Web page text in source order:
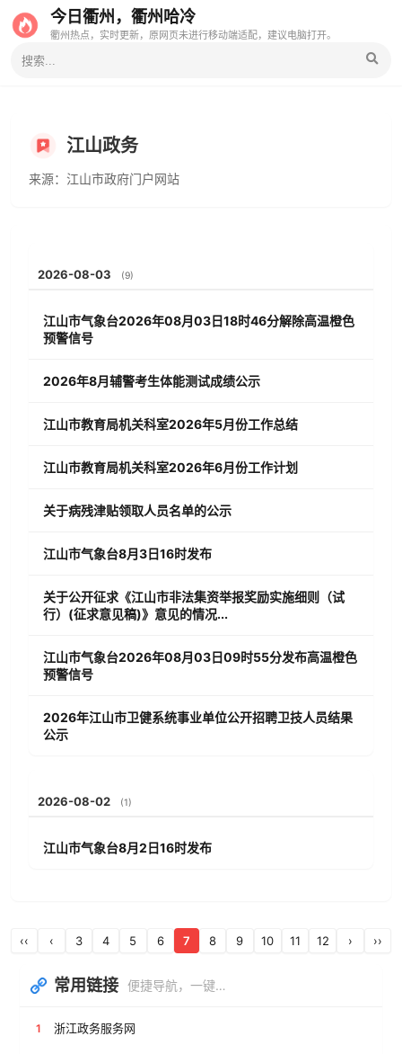
今日衢州，衢州哈冷
衢州热点，实时更新，原网页未进行移动端适配，建议电脑打开。
江山政务
来源：江山市政府门户网站
2026-08-03 (9)
江山市气象台2026年08月03日18时46分解除高温橙色
预警信号
2026年8月辅警考生体能测试成绩公示
江山市教育局机关科室2026年5月份工作总结
江山市教育局机关科室2026年6月份工作计划
关于病残津贴领取人员名单的公示
江山市气象台8月3日16时发布
关于公开征求《江山市非法集资举报奖励实施细则（试
行）(征求意见稿)》意见的情况...
江山市气象台2026年08月03日09时55分发布高温橙色
预警信号
2026年江山市卫健系统事业单位公开招聘卫技人员结果
公示
2026-08-02 (1)
江山市气象台8月2日16时发布
‹‹ ‹ 3 4 5 6 7 8 9 10 11 12 › ››
常用链接 便捷导航，一键直达
1 浙江政务服务网